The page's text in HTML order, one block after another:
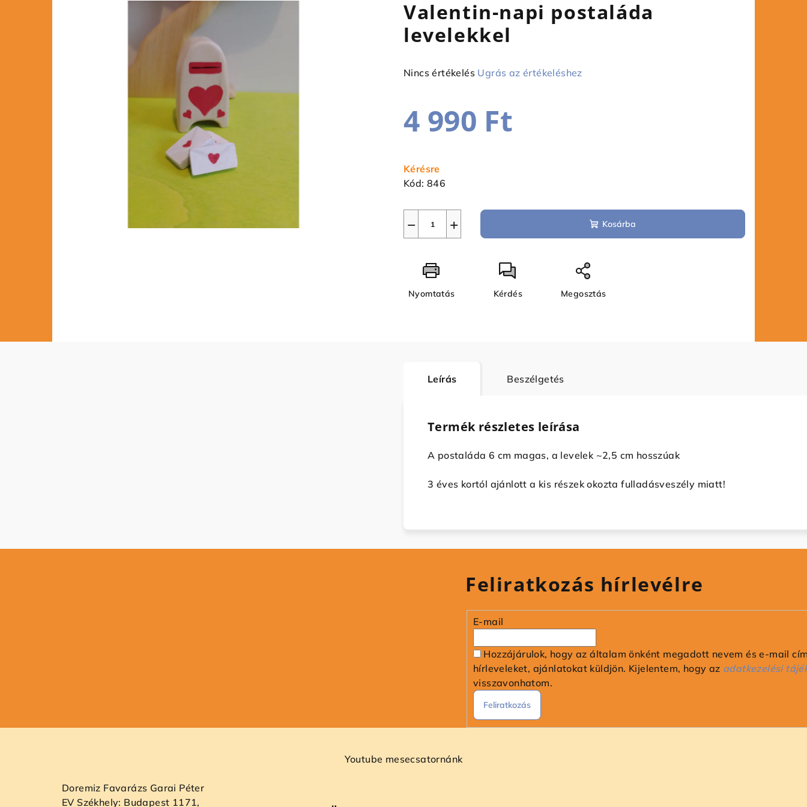
Valentin-napi postaláda
levelekkel
A
értékelése
5-
csillag.
Nincs értékelés Ugrás az értékeléshez
4 990 Ft
Kérésre
Kód: 846
+
− Kosárba
Nyomtatás Kérdés Megosztás
Leírás Beszélgetés
Termék részletes leírása
A postaláda 6 cm magas, a levelek ~2,5 cm hosszúak
3 éves kortól ajánlott a kis részek okozta fulladásveszély miatt!
Feliratkozás hírlevélre
E-mail
Hozzájárulok, hogy az általam önként megadott nevem és e-mail
hírleveleket, ajánlatokat küldjön. Kijelentem, hogy az adatkezelési
visszavonhatom.
Feliratkozás
Youtube mesecsatornánk
Doremiz Favarázs Garai Péter
EV Székhely: Budapest 1171,